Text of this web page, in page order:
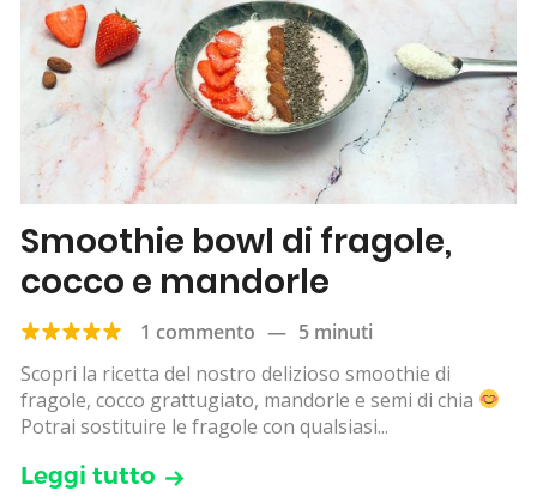
Smoothie bowl di fragole,
cocco e mandorle
1 commento — 5 minuti
Scopri la ricetta del nostro delizioso smoothie di
fragole, cocco grattugiato, mandorle e semi di chia
Potrai sostituire le fragole con qualsiasi...
Leggi tutto